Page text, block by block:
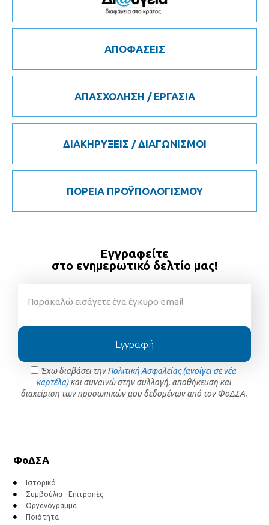
ΑΠΟΦΑΣΕΙΣ
ΑΠΑΣΧΟΛΗΣΗ / ΕΡΓΑΣΙΑ
ΔΙΑΚΗΡΥΞΕΙΣ / ΔΙΑΓΩΝΙΣΜΟΙ
ΠΟΡΕΙΑ ΠΡΟΫΠΟΛΟΓΙΣΜΟΥ
Εγγραφείτε
στο ενημερωτικό δελτίο μας!
Έχω διαβάσει τηνΠολιτική Ασφαλείας (ανοίγει σε νέα
καρτέλα)και συναινώ στην συλλογή, αποθήκευση και
διαχείριση των προσωπικών μου δεδομένων από τον ΦοΔΣΑ.
Εγγραφή
ΦοΔΣΑ
Ιστορικό
Συμβούλια - Επιτροπές
Οργανόγραμμα
Ποιότητα